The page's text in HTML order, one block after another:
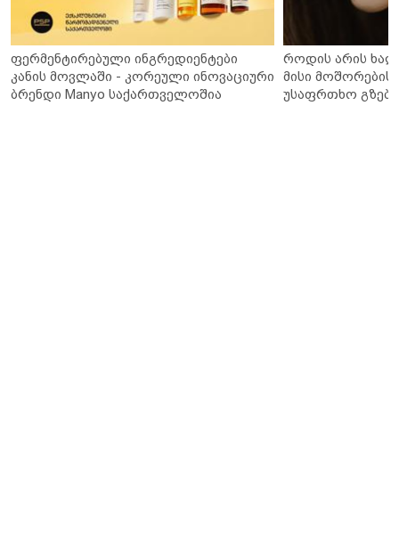
ფერმენტირებული ინგრედიენტები
კანის მოვლაში - კორეული ინოვაციური
ბრენდი Manyo საქართველოშია
როდის არის
მისი მოშორების
უსაფრთხო გზები